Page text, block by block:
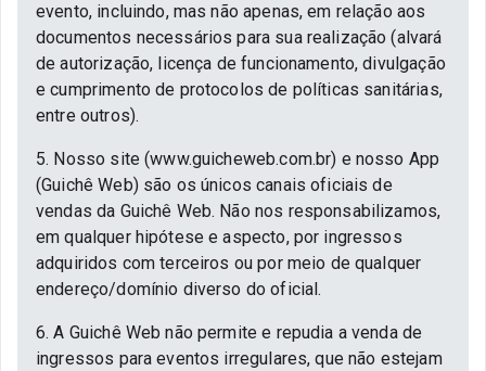
evento, incluindo, mas não apenas, em relação aos
documentos necessários para sua realização (alvará
de autorização, licença de funcionamento, divulgação
e cumprimento de protocolos de políticas sanitárias,
entre outros).
5. Nosso site (www.guicheweb.com.br) e nosso App
(Guichê Web) são os únicos canais oficiais de
vendas da Guichê Web. Não nos responsabilizamos,
em qualquer hipótese e aspecto, por ingressos
adquiridos com terceiros ou por meio de qualquer
endereço/domínio diverso do oficial.
6. A Guichê Web não permite e repudia a venda de
ingressos para eventos irregulares, que não estejam